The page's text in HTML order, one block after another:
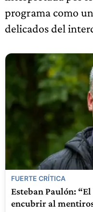
programa como
delicados del
FUERTE CRÍTICA
Esteban Paulón:
encubrir al